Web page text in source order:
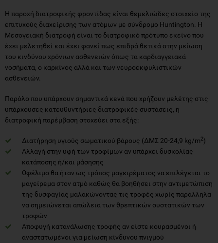
Η παροχή διατροφικής φροντίδας είναι θεμελιώδες στοιχείο της
επιτυχούς διαχείρισης των ατόμων με σύνδρομο Huntington. Η
Μεσογειακή διατροφή είναι το διατροφικό πρότυπο εκείνο που
έχει μελετηθεί και έχει φανεί πως επιδρά θετικά στην μείωση
του κινδύνου χρόνιων ασθενειών όπως τα καρδιαγγειακά
νοσήματα, ο καρκίνος αλλά και των νευροεκφυλιστικών
ασθενειών.
Παρόλο που υπάρχουν σημαντικά κενά που χρήζουν μελέτης στις
υπάρχουσες κατευθυντήριες διατροφικές συστάσεις, η
διατροφική παρέμβαση στοχεύει στα εξής:
Διατήρηση υγιούς σωματικού βάρους (ΔΜΣ 20-24,9 kg/m2)
Αλλαγή στην υφή των τροφίμων αν υπάρχει δυσκολίας
κατάποσης ή/και μάσησης
Ωφέλιμο θα ήταν ως τρόπος μαγειρέματος να επιλέγεται το
μαγείρεμα στον ατμό καθώς θα βοηθήσει στην αντιμετώπιση
της δυσφαγίας μαλακώνοντας τις τροφές χωρίς παράλληλα
να σημειώνεται απώλεια των θρεπτικών συστατικών των
τροφών
Αποφυγή κατανάλωσης τροφής αν είστε κουρασμένοι ή
αναστατωμένοι για μείωση κίνδυνου πνιγμού